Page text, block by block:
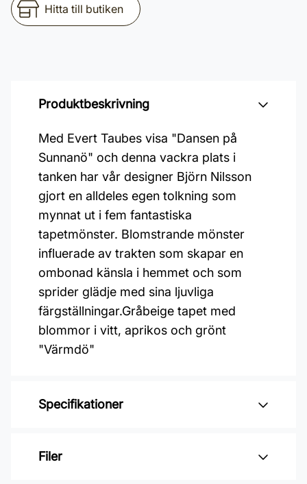
Hitta till butiken
Produktbeskrivning
Med Evert Taubes visa "Dansen på
Sunnanö" och denna vackra plats i
tanken har vår designer Björn Nilsson
gjort en alldeles egen tolkning som
mynnat ut i fem fantastiska
tapetmönster. Blomstrande mönster
influerade av trakten som skapar en
ombonad känsla i hemmet och som
sprider glädje med sina ljuvliga
färgställningar.Gråbeige tapet med
blommor i vitt, aprikos och grönt
"Värmdö"
Specifikationer
Varumärke: Midbec Tapeter
Filer